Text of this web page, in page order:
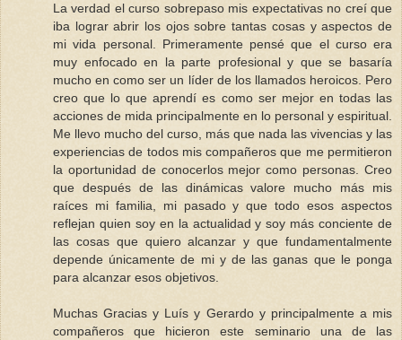
La verdad el curso sobrepaso mis expectativas no creí que
iba lograr abrir los ojos sobre tantas cosas y aspectos de
mi vida personal. Primeramente pensé que el curso era
muy enfocado en la parte profesional y que se basaría
mucho en como ser un líder de los llamados heroicos. Pero
creo que lo que aprendí es como ser mejor en todas las
acciones de mida principalmente en lo personal y espiritual.
Me llevo mucho del curso, más que nada las vivencias y las
experiencias de todos mis compañeros que me permitieron
la oportunidad de conocerlos mejor como personas. Creo
que después de las dinámicas valore mucho más mis
raíces mi familia, mi pasado y que todo esos aspectos
reflejan quien soy en la actualidad y soy más conciente de
las cosas que quiero alcanzar y que fundamentalmente
depende únicamente de mi y de las ganas que le ponga
para alcanzar esos objetivos.
Muchas Gracias y Luís y Gerardo y principalmente a mis
compañeros que hicieron este seminario una de las